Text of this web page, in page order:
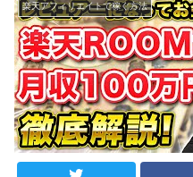
楽天アフィリエイトで稼ぐ方法